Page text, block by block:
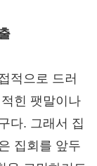
적으로 드러
힌 팻말이나
다. 그래서 집
집회를 앞두